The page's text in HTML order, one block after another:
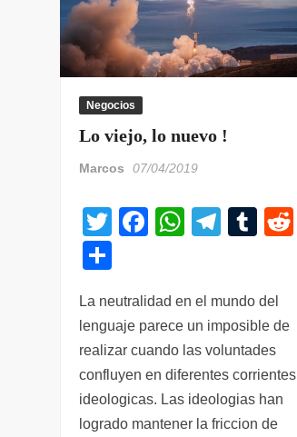
Negocios
Lo viejo, lo nuevo !
Marcos 07/04/2019
T
er
F
e
b
o
o
k
W
s
A
p
p
T
gr
a
m
T
bl
r
m
p
ar
tir
La neutralidad en el mundo del
lenguaje parece un imposible de
realizar cuando las voluntades
confluyen en diferentes corrientes
ideologicas. Las ideologias han
logrado mantener la friccion de